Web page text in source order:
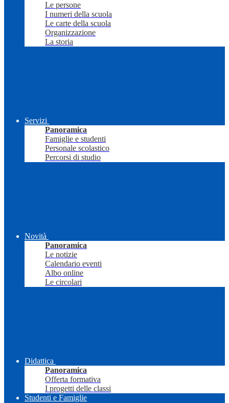
Le persone
I numeri della scuola
Le carte della scuola
Organizzazione
La storia
Servizi
Panoramica
Famiglie e studenti
Personale scolastico
Percorsi di studio
Novità
Panoramica
Le notizie
Calendario eventi
Albo online
Le circolari
Didattica
Panoramica
Offerta formativa
I progetti delle classi
Studenti e Famiglie